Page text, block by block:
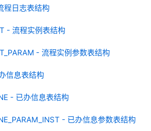
程日志表结构
- 流程实例表结构
- 流程实例参数表结构
信息表结构
- 已办信息表结构
- 已办信息参数表结构